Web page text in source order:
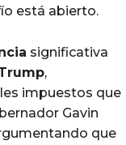
está abierto.
significativa
,
impuestos que
Gavin
que